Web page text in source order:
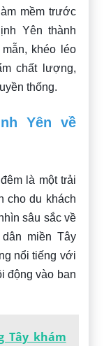
mềm trước
Yên thành
khéo léo
chất lượng,
thống.
Yên về
là một trải
cho du khách
sâu sắc về
miền Tây
nổi tiếng với
động vào ban
Tây khám